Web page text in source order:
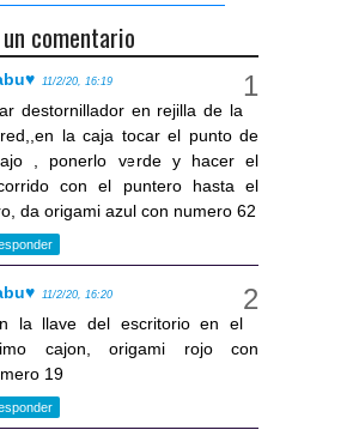
comentario
11/2/20, 16:19
destornillador en rejilla de la
la caja tocar el punto de
, ponerlo verde y hacer el
con el puntero hasta el
da origami azul con numero 62
11/2/20, 16:20
la llave del escritorio en el
cajon, origami rojo con
19